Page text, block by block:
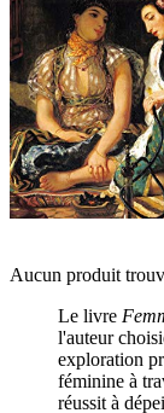
Aucun produit
Le livre
l'auteur
exploration
féminine à
réussit à